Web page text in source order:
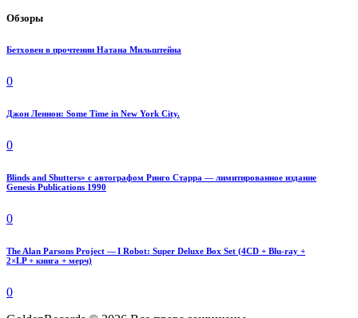
Обзоры
Бетховен в прочтении Натана Мильштейна
0
Джон Леннон: Some Time in New York City.
0
Blinds and Shutters» с автографом Ринго Старра — лимитированное издание
Genesis Publications 1990
0
The Alan Parsons Project — I Robot: Super Deluxe Box Set (4CD + Blu-ray +
2×LP + книга + мерч)
0